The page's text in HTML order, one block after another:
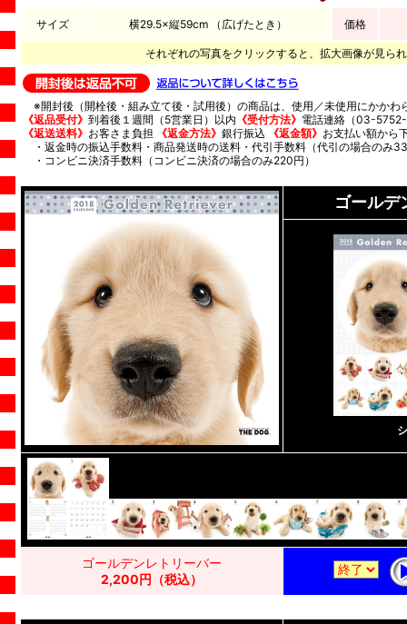
サイズ 横29.5×縦59cm （広げたとき） 価格
それぞれの写真をクリックすると、拡大画像が見ら
※開封後（開栓後・組み立て後・試用後）の商品は、使用／未使用にかかわ
《返品受付》 到着後１週間（5営業日）以内 《受付方法》 電話連絡（03-
《返送送料》 お客さま負担 《返金方法》 銀行振込 《返金額》 お支払い額から
・返金時の振込手数料・商品発送時の送料・代引手数料（代引の場合のみ
・コンビニ決済手数料（コンビニ決済の場合のみ220円）
ゴールデ
ゴールデンレトリーバー
2,200円（税込）